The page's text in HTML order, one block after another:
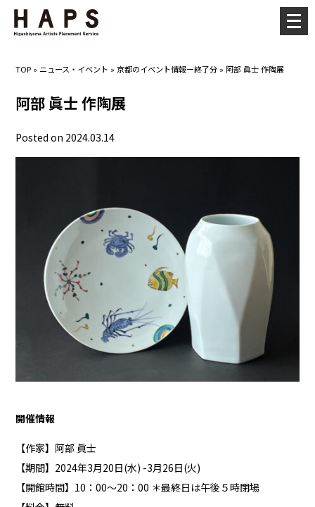
TOP » ニュース・イベント »京都のイベント情報ー終了分 » 阿部 眞士 作陶展
阿部 眞士 作陶展
Posted on 2024.03.14
開催情報
【作家】阿部 眞士
【期間】2024年3月20日(水) -3月26日(火)
【開館時間】10：00～20：00 ＊最終日は午後５時閉場
メ
ニ
ー